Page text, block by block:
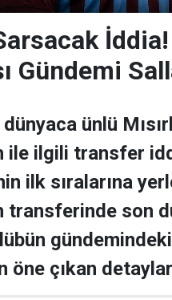
Gündemi
ünlü
ile ilgili transfer
ilk sıralarına
transferinde son
öne çıkan